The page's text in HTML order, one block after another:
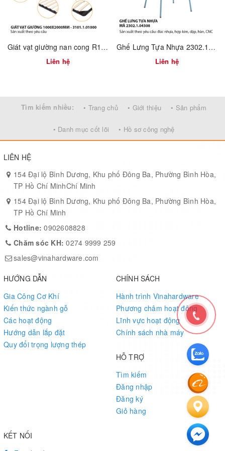
Giát vạt giường nan cong R1000XD2000mm – Mã 3101.1.01000
Liên hệ
Ghế Lưng Tựa Nhựa 2302.1.04308
Liên hệ
Tìm kiếm nhiều: • Trang chủ • Giới thiệu • Sản phẩm
• Danh mục cốt lõi • Hồ sơ công nghệ
LIÊN HỆ
154 Đại lộ Bình Dương, Khu phố Đông Ba, Phường Bình Hòa,
TP Hồ Chí MinhChí Minh
154 Đại lộ Bình Dương, Khu phố Đông Ba, Phường Bình Hòa,
TP Hồ Chí Minh
Hotline:0902608828
Chăm sóc KH:0274 9999 259
sales@vinahardware.com
HƯỚNG DẪN
Gia Công Cơ Khí
Kiến thức ngành gỗ
Các hoạt động
Hướng dẫn lắp đặt
Quy đổi trọng lượng thép
CHÍNH SÁCH
Hành trình Vinahardware
Phương châm hoạt động
Lĩnh vực hoạt động
Chính sách nhà máy
HỖ TRỢ
Tìm kiếm
Đăng nhập
Đăng ký
Giỏ hàng
KẾT NỐI